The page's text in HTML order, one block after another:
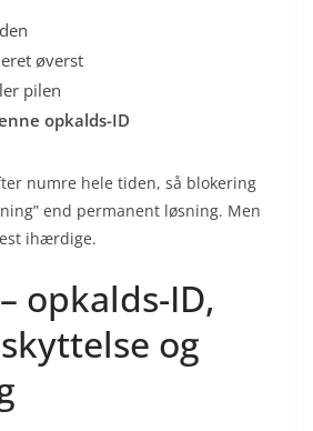
øverst
pilen
opkalds-ID
numre hele tiden, så blokering
end permanent løsning. Men
ihærdige.
opkalds-ID,
og